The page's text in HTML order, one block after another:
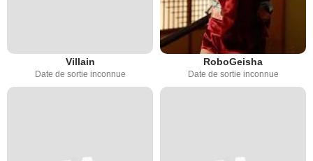
Villain
Date de sortie inconnue
RoboGeisha
Date de sortie inconnue